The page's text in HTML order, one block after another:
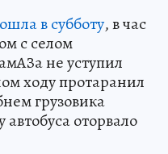
в субботу, в час
с селом
не уступил
ходу протаранил
грузовика
автобуса оторвало